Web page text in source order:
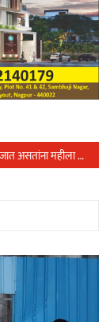
कर्तव्यावर जात असतांना महीला पोलीस अधिकाऱ्यास वाळुच्या ट्रकने चिरडले,डावा पाय निकामी,प्रकुती चिंताजनक….